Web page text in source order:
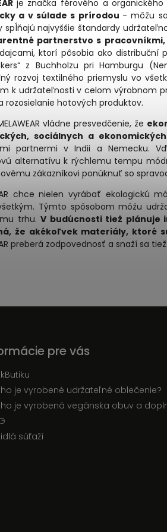
je značka férového a
a v súlade s prírodou - môžu
spĺňajú najvyššie štandardy
partnerstvo s
ktorí pôsobia ako distribuční
z Buchholzu pri Hamburgu
rozvoj textilného priemyslu vo
k udržateľnosti v celom výrobnom
rozosielanie hotových produktov.
vládne presvedčenie, že
sociálnych a
partnermi v Indii a Nemecku.
alternatívu k rýchlemu tempu
zákazníkovi ponúknuť so
chce nielen vyrábať ekologickú
Týmto spôsobom môžu
trhu. V budúcnosti tiež plánuje
že akékoľvek materiály, ktoré
preberá zodpovednosť a snaží sa
pre vás
je vyrobené udržateľné oblečenie?
je vyrobená vegánska obuv a
súťaží